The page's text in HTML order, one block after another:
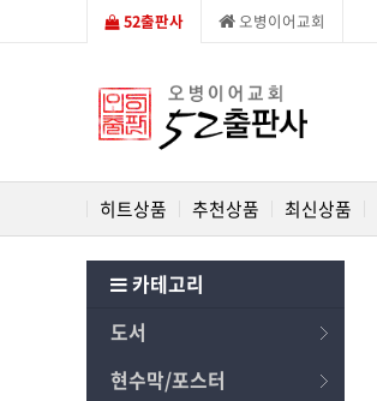
52출판사 오병이어교회
히트상품 추천상품 최신상품
카테고리
도서
현수막/포스터